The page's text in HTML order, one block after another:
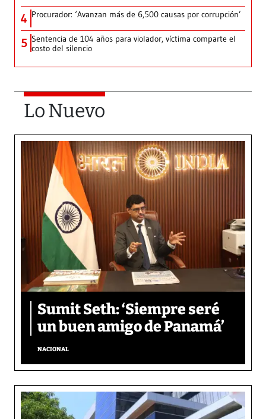
4 Procurador: ‘Avanzan más de 6,500 causas por corrupción’
5 Sentencia de 104 años para violador, víctima comparte el
costo del silencio
Lo Nuevo
Sumit Seth: ‘Siempre seré
un buen amigo de Panamá’
NACIONAL